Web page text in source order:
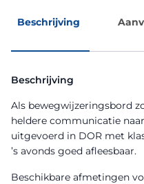
Beschrijving
Beschrijving
Als bewegwijzeringsbord
heldere communicatie
uitgevoerd in DOR met
’s avonds goed afleesbaar.
Beschikbare afmetingen